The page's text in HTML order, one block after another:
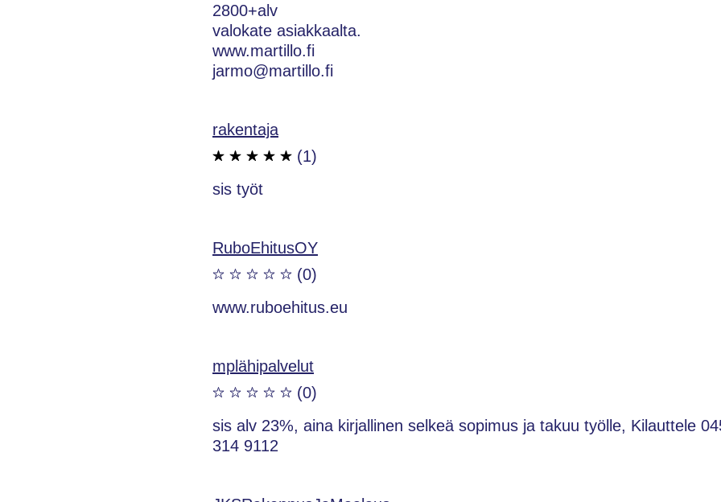
2800+alv
valokate asiakkaalta.
www.martillo.fi
jarmo@martillo.fi
rakentaja
(1)
sis työt
RuboEhitusOY
(0)
www.ruboehitus.eu
mplähipalvelut
(0)
sis alv 23%, aina kirjallinen selkeä sopimus ja takuu työlle, Kilauttele
314 9112